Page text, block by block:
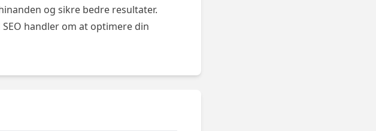
og sikre bedre resultater.
handler om at optimere din